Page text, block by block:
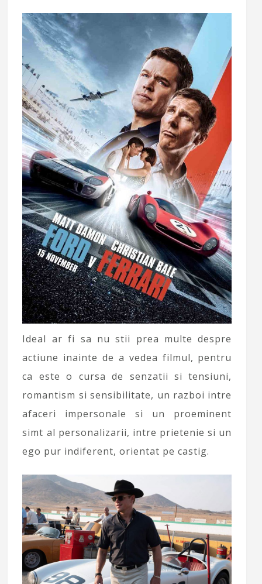
Ideal ar fi sa nu stii prea multe despre
actiune inainte de a vedea filmul, pentru
ca este o cursa de senzatii si tensiuni,
romantism si sensibilitate, un razboi intre
afaceri impersonale si un proeminent
simt al personalizarii, intre prietenie si un
ego pur indiferent, orientat pe castig.